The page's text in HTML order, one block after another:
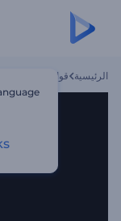
الرئيسية قوالب